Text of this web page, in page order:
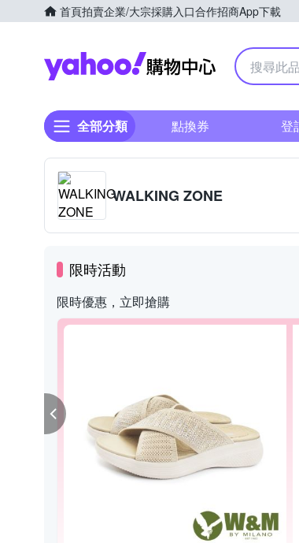
首頁拍賣企業/大宗採購入口合作招商App下載
Yahoo購物中心
全部分類 點換券 登
WALKING ZONE
限時活動
限時優惠，立即搶購